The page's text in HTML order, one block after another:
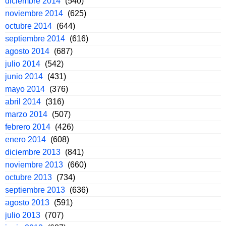
noviembre 2014 (625)
octubre 2014 (644)
septiembre 2014 (616)
agosto 2014 (687)
julio 2014 (542)
junio 2014 (431)
mayo 2014 (376)
abril 2014 (316)
marzo 2014 (507)
febrero 2014 (426)
enero 2014 (608)
diciembre 2013 (841)
noviembre 2013 (660)
octubre 2013 (734)
septiembre 2013 (636)
agosto 2013 (591)
julio 2013 (707)